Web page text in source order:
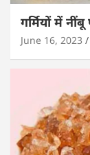
गर्मियों में
June 16, 2023